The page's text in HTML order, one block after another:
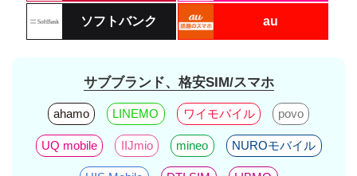
ソフトバンク au
サブブランド、格安SIM/スマホ
ahamo LINEMO ワイモバイル povo
UQ mobile IIJmio mineo NUROモバイル